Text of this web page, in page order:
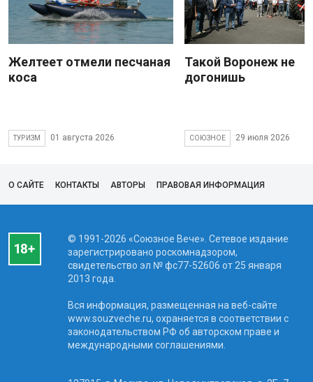
Желтеет отмели песчаная
коса
ТУРИЗМ 01 августа 2026
Такой Воронеж не
догонишь
СОЮЗНОЕ 29 июля 2026
О САЙТЕ КОНТАКТЫ АВТОРЫ ПРАВОВАЯ ИНФОРМАЦИЯ
© 1991-2026 «Союзное Вече». Сетевое издание
зарегистрировано роскомнадзором,
свидетельство эл № фc77-52606 от 25 января
2013 года.
Вся информация, размещенная на веб-сайте
www.souzveche.ru, охраняется в соответствии с
законодательством РФ об авторском праве и
международными соглашениями.